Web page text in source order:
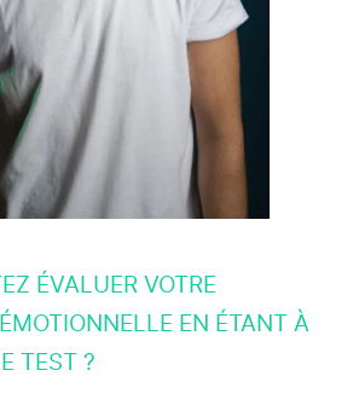
ÉVALUER VOTRE
EN ÉTANT À
TEST ?